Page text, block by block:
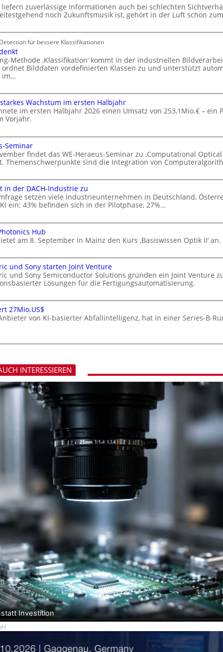
zuverlässige Informationen auch bei schlechten
noch Zukunftsmusik ist, gehört in der Luft schon
für bessere Klassifikationen
Methode ‚Klassifikation‘ kommt in der industriellen
ordnet Bilddaten vordefinierten Klassen zu und unterstützt
im…
Wachstum im ersten Halbjahr
im ersten Halbjahr 2026 einen Umsatz von 253,1Mio.€ – ein
Vorjahr.
Seminar
findet das WE-Heraeus-Seminar zu ‚Computational Optical
Themenschwerpunkte sind die Integration von
in der DACH-Industrie zu
setzen viele Industrieunternehmen in Deutschland,
ein: 43% befinden sich in der Pilotphase, 27%…
Hub
am 8. September in Mainz den Kurs ‚Basiswissen Optik II‘ an.
und Sony starten Joint Venture
und Sony Semiconductor Solutions gründen ein Joint Venture
Lösungen für die Fertigungsautomatisierung.
27Mio.US$
von KI-basierter Abfallintelligenz, hat in einer Series-B-
INTERESSIEREN
Investition